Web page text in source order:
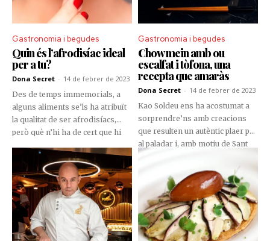
Gastronomia i begudes
Quin és l’afrodisíac ideal
per a tu?
Dona Secret - 14 de febrer de 2023
Des de temps immemorials, a
alguns aliments se’ls ha atribuït
la qualitat de ser afrodisíacs,
però què n’hi ha de cert que hi
despertar o millorar el desig
sexual? Amb el suport d’una
especialista en sexologia i una
sommelier dedicada al sector
dels productes gourmet,
esbrinem tots els detalls que hi
ha al darrere dels aliments
Gastronomia i begudes
Chow mein amb ou
escalfat i tòfona, una
recepta que amaràs
Dona Secret - 14 de febrer de 2023
Kao Soldeu ens ha acostumat a
sorprendre’ns amb creacions
que resulten un autèntic plaer per
al paladar i, amb motiu de Sant
deliciosa recepta de fideus de
pasta fresca amb bolets i tòfona,
amb la qual despertaràs els teus
sentits i els del teu ésser estimat.
T’animes a provar-la?